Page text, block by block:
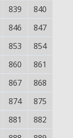
839
840
846
847
853
854
860
861
867
868
874
875
881
882